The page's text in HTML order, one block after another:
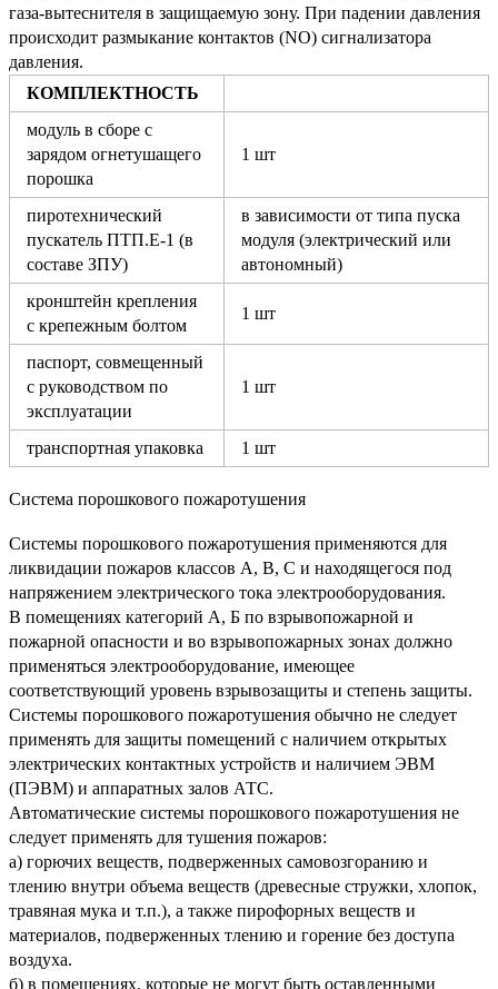
газа-вытеснителя в защищаемую зону. При падении давления
происходит размыкание контактов (NO) сигнализатора
давления.
КОМПЛЕКТНОСТЬ
модуль в сборе с
зарядом огнетушащего
порошка
1 шт
пиротехнический
пускатель ПТП.Е-1 (в
составе ЗПУ)
в зависимости от типа пуска
модуля (электрический или
автономный)
кронштейн крепления
с крепежным болтом
1 шт
паспорт, совмещенный
с руководством по
эксплуатации
1 шт
транспортная упаковка 1 шт
Система порошкового пожаротушения
Системы порошкового пожаротушения применяются для
ликвидации пожаров классов А, В, С и находящегося под
напряжением электрического тока электрооборудования.
В помещениях категорий А, Б по взрывопожарной и
пожарной опасности и во взрывопожарных зонах должно
применяться электрооборудование, имеющее
соответствующий уровень взрывозащиты и степень защиты.
Системы порошкового пожаротушения обычно не следует
применять для защиты помещений с наличием открытых
электрических контактных устройств и наличием ЭВМ
(ПЭВМ) и аппаратных залов АТС.
Автоматические системы порошкового пожаротушения не
следует применять для тушения пожаров:
а) горючих веществ, подверженных самовозгоранию и
тлению внутри объема веществ (древесные стружки, хлопок,
травяная мука и т.п.), а также пирофорных веществ и
материалов, подверженных тлению и горение без доступа
воздуха.
б) в помещениях, которые не могут быть оставленными